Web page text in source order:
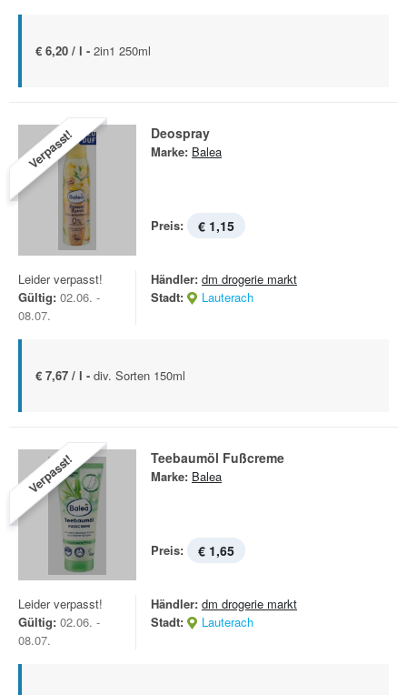
€ 6,20 / l - 2in1 250ml
Verpasst! Deospray
Marke: Balea
Preis: € 1,15
Leider verpasst!
Gültig: 02.06. -
08.07.
Händler: dm drogerie markt
Stadt:
Lauterach
€ 7,67 / l - div. Sorten 150ml
Verpasst! Teebaumöl Fußcreme
Marke: Balea
Preis: € 1,65
Leider verpasst!
Gültig: 02.06. -
08.07.
Händler: dm drogerie markt
Stadt:
Lauterach